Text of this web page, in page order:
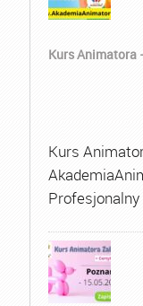
Kurs Animatora
Kurs